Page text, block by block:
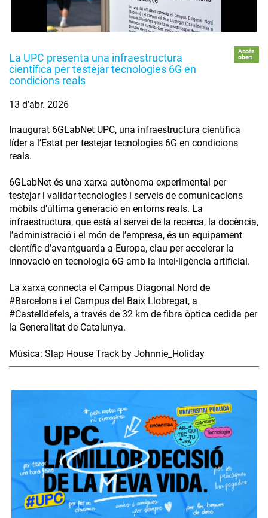
La UPC presenta una infraestructura
científica per testejar tecnologies 6G en
condicions reals
Accés
obert
13 d’abr. 2026
Inaugurat 6GLabNet UPC, una infraestructura científica
líder a l’Estat per testejar tecnologies 6G en condicions
reals.
6GLabNet és una xarxa autònoma experimental per
testejar i validar tecnologies i serveis de comunicacions
mòbils d’última generació en entorns reals. La
infraestructura, que està al servei de la recerca, la docència,
l’administració i el món de l’empresa, és un equipament
científic d’avantguarda a Europa, clau per accelerar la
innovació en tecnologia 6G amb la intel·ligència artificial.
La xarxa connecta el Campus Diagonal Nord de
#Barcelona i el Campus del Baix Llobregat, a
#Castelldefels, a través de 32 km de fibra òptica cedida per
la Generalitat de Catalunya.
Música: Slap House Track by Johnnie_Holiday